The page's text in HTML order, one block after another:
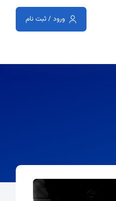
ورود / ثبت نام